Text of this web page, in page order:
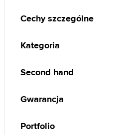
Cechy szczególne
Kategoria
Second hand
Gwarancja
Portfolio